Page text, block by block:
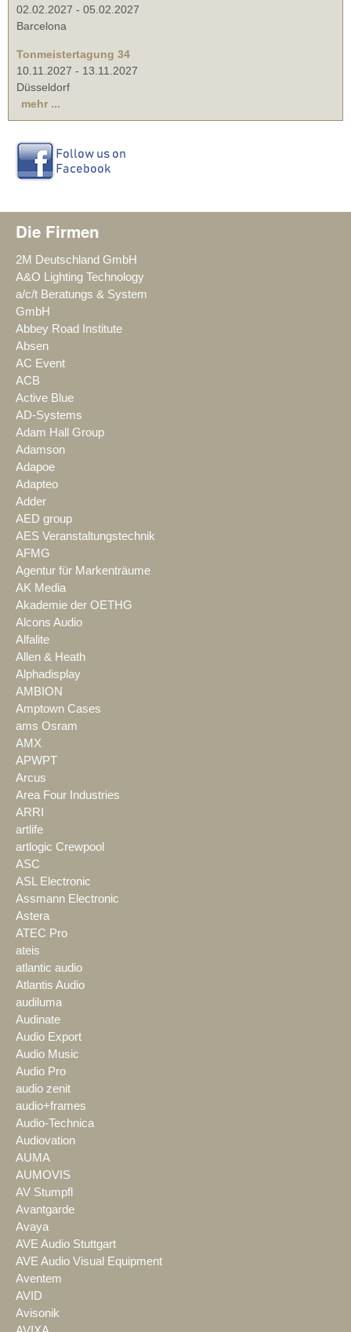
02.02.2027 - 05.02.2027
Barcelona
Tonmeistertagung 34
10.11.2027 - 13.11.2027
Düsseldorf
mehr ...
Die Firmen
2M Deutschland GmbH
A&O Lighting Technology
a/c/t Beratungs & System
GmbH
Abbey Road Institute
Absen
AC Event
ACB
Active Blue
AD-Systems
Adam Hall Group
Adamson
Adapoe
Adapteo
Adder
AED group
AES Veranstaltungstechnik
AFMG
Agentur für Markenträume
AK Media
Akademie der OETHG
Alcons Audio
Alfalite
Allen & Heath
Alphadisplay
AMBION
Amptown Cases
ams Osram
AMX
APWPT
Arcus
Area Four Industries
ARRI
artlife
artlogic Crewpool
ASC
ASL Electronic
Assmann Electronic
Astera
ATEC Pro
ateis
atlantic audio
Atlantis Audio
audiluma
Audinate
Audio Export
Audio Music
Audio Pro
audio zenit
audio+frames
Audio-Technica
Audiovation
AUMA
AUMOVIS
AV Stumpfl
Avantgarde
Avaya
AVE Audio Stuttgart
AVE Audio Visual Equipment
Aventem
AVID
Avisonik